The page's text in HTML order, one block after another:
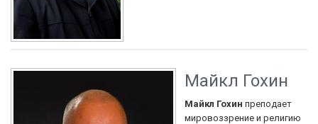
Майкл Гохин
Майкл Гохин преподает
мировоззрение и религию